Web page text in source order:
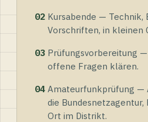
02 Kursabende — Technik,
Vorschriften, in kleinen
03 Prüfungsvorbereitung
offene Fragen klären.
04 Amateurfunkprüfung —
die
Ort im Distrikt.